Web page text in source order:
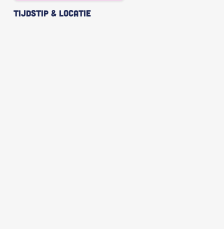
Tijdstip & Locatie